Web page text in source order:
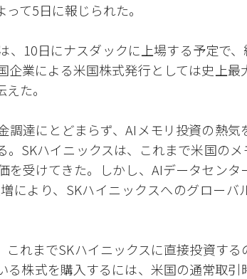
て5日に報じられた。
、10日にナスダックに上場する予定で、
企業による米国株式発行としては史上
た。
調達にとどまらず、AIメモリ投資の熱気
。SKハイニックスは、これまで米国の
を受けてきた。しかし、AIデータセン
により、SKハイニックスへのグローバ
これまでSKハイニックスに直接投資す
る株式を購入するには、米国の通常取